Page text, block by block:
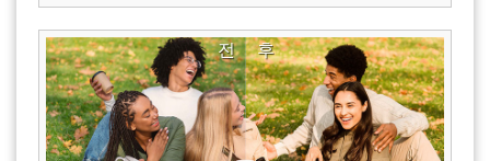
후
전